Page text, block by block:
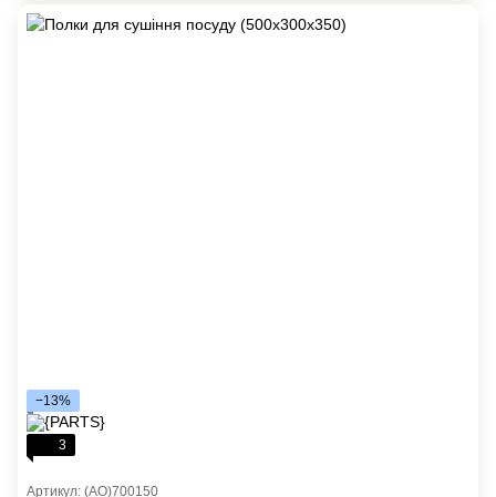
−13%
3
Артикул: (AO)700150